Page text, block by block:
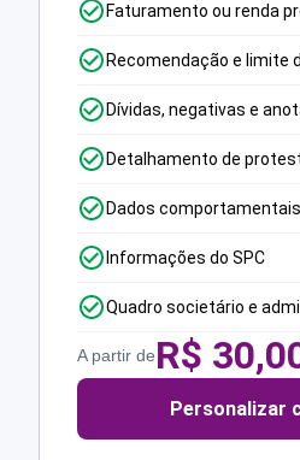
Faturamento ou renda
Recomendação e limite
Dívidas, negativas e
Detalhamento de
Dados comportamentais
Informações do SPC
Quadro societário e
A partir deR$
Personalizar